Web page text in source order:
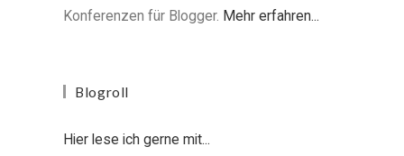
Konferenzen für Blogger. Mehr erfahren...
Blogroll
Hier lese ich gerne mit...